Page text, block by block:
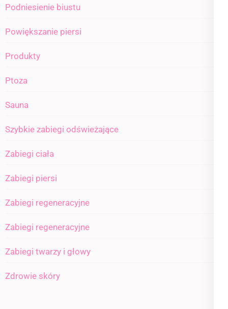
Podniesienie biustu
Powiększanie piersi
Produkty
Ptoza
Sauna
Szybkie zabiegi odświeżające
Zabiegi ciała
Zabiegi piersi
Zabiegi regeneracyjne
Zabiegi regeneracyjne
Zabiegi twarzy i głowy
Zdrowie skóry